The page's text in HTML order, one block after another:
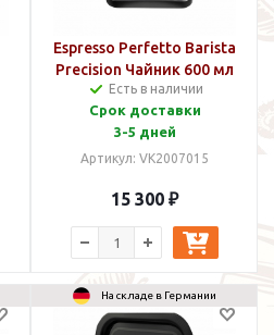
Espresso Perfetto Barista
Precision Чайник 600 мл
Есть в наличии
Срок доставки
3-5 дней
Артикул: VK2007015
15 300 ₽
На складе в Германии